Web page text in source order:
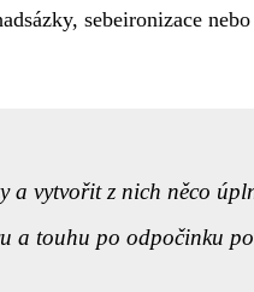
sebeironizace nebo
a vytvořit z nich něco
a touhu po odpočinku po